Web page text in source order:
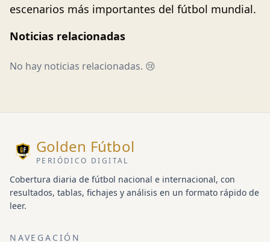
escenarios más importantes del fútbol mundial.
Noticias relacionadas
No hay noticias relacionadas. 😢
Golden Fútbol
PERIÓDICO DIGITAL
Cobertura diaria de fútbol nacional e internacional, con
resultados, tablas, fichajes y análisis en un formato rápido de
leer.
NAVEGACIÓN